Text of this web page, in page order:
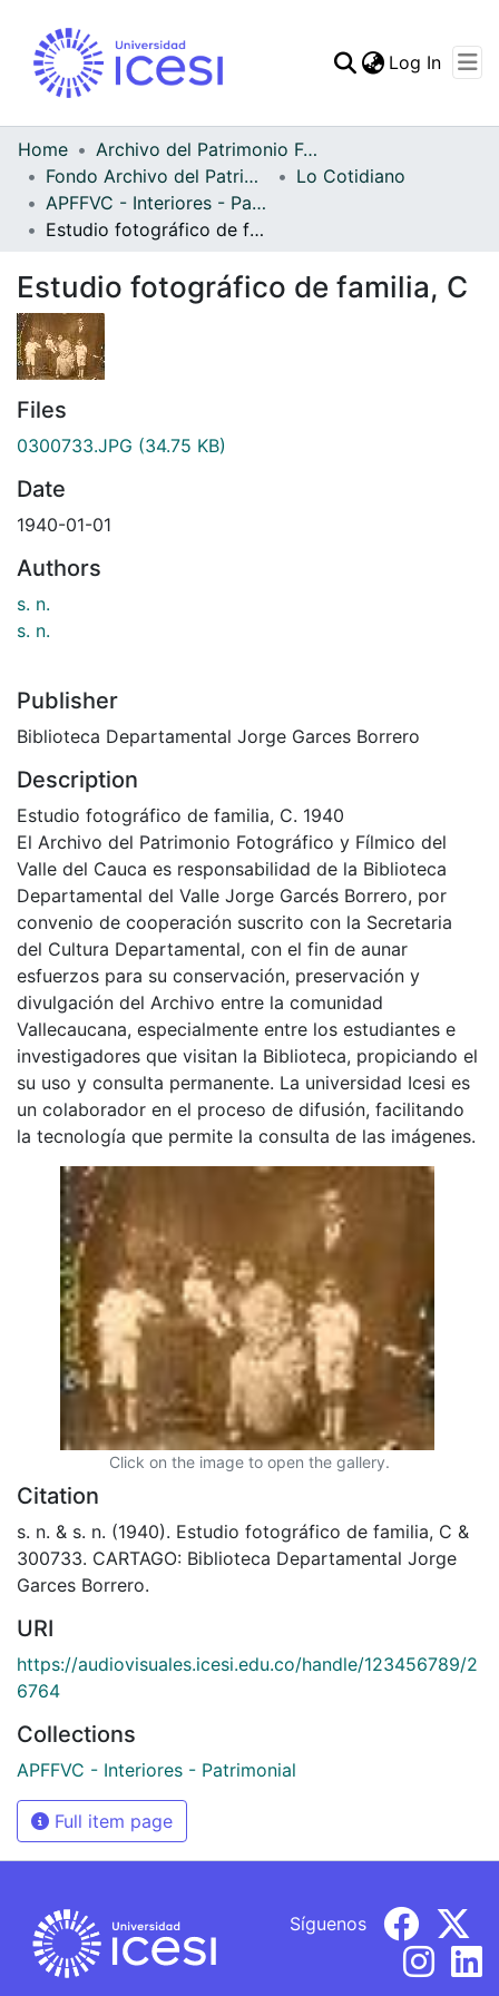
Statistics
Log In
Home
Archivo del Patrimonio Fotográfico y Fílmico del Valle del Cauca
Fondo Archivo del Patrimonio Fotográfico y Fílmico del Valle del Cauca
Lo Cotidiano
APFFVC - Interiores - Patrimonial
Estudio fotográfico de familia, C
Estudio fotográfico de familia, C
Files
0300733.JPG (34.75 KB)
Date
1940-01-01
Authors
s. n.
s. n.
Publisher
Biblioteca Departamental Jorge Garces Borrero
Description
Estudio fotográfico de familia, C. 1940
El Archivo del Patrimonio Fotográfico y Fílmico del
Valle del Cauca es responsabilidad de la Biblioteca
Departamental del Valle Jorge Garcés Borrero, por
convenio de cooperación suscrito con la Secretaria
del Cultura Departamental, con el fin de aunar
esfuerzos para su conservación, preservación y
divulgación del Archivo entre la comunidad
Vallecaucana, especialmente entre los estudiantes e
investigadores que visitan la Biblioteca, propiciando el
su uso y consulta permanente. La universidad Icesi es
un colaborador en el proceso de difusión, facilitando
la tecnología que permite la consulta de las imágenes.
Click on the image to open the gallery.
Citation
s. n. & s. n. (1940). Estudio fotográfico de familia, C &
300733. CARTAGO: Biblioteca Departamental Jorge
Garces Borrero.
URI
https://audiovisuales.icesi.edu.co/handle/123456789/2
6764
Collections
APFFVC - Interiores - Patrimonial
Full item page
Síguenos